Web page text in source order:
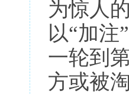
为惊人
以“加注
一轮到
方或被